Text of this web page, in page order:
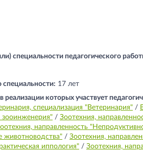
специальности педагогического
специальности: 17 лет
которых участвует
специализация "Ветеринария" /
зооинженерия" / Зоотехния,
направленность
животноводства" / Зоотехния,
иппология" / Зоотехния,